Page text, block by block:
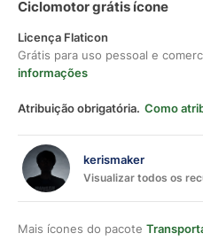
Ciclomotor grátis ícone
Licença Flaticon
Grátis para uso pessoal e
informações
Atribuição obrigatória. Como
kerismaker
Visualizar todos os
Mais ícones do pacote